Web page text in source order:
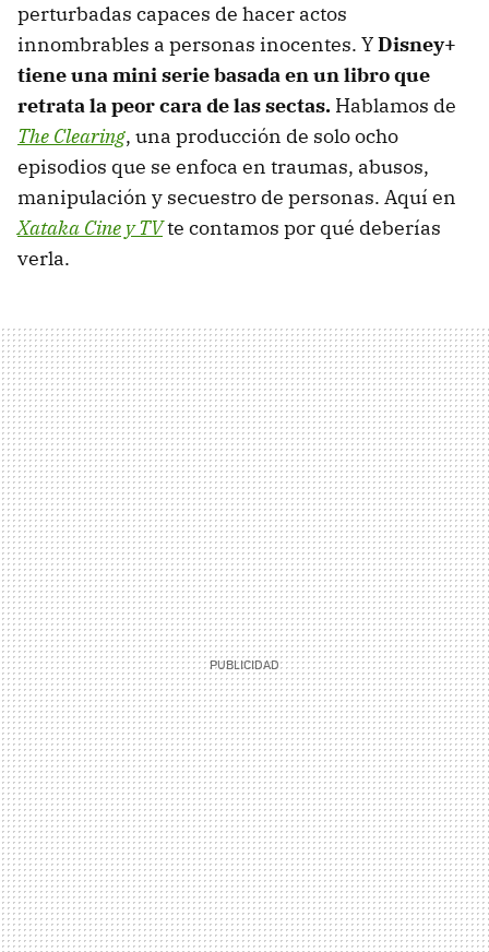
perturbadas capaces de hacer actos
innombrables a personas inocentes. YDisney+
tiene una mini serie basada en un libro que
retrata la peor cara de las sectas. Hablamos de
The Clearing, una producción de solo ocho
episodios que se enfoca en traumas, abusos,
manipulación y secuestro de personas. Aquí en
Xataka Cine y TVte contamos por qué deberías
verla.